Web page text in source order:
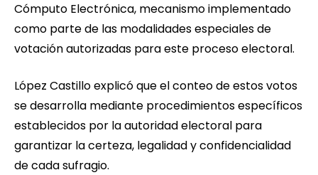
Cómputo Electrónica, mecanismo implementado
como parte de las modalidades especiales de
votación autorizadas para este proceso electoral.
López Castillo explicó que el conteo de estos votos
se desarrolla mediante procedimientos específicos
establecidos por la autoridad electoral para
garantizar la certeza, legalidad y confidencialidad
de cada sufragio.